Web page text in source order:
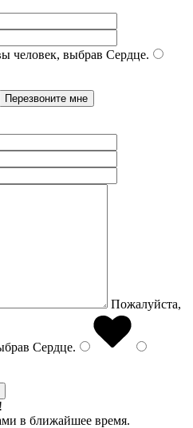
человек, выбрав Сердце.
Пожалуйста,
Сердце.
в ближайшее время.